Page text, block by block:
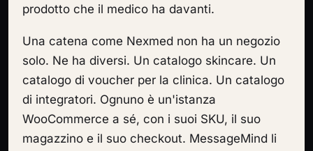
prodotto che il medico ha davanti.
Una catena come Nexmed non ha un negozio
solo. Ne ha diversi. Un catalogo skincare. Un
catalogo di voucher per la clinica. Un catalogo
di integratori. Ognuno è un'istanza
WooCommerce a sé, con i suoi SKU, il suo
magazzino e il suo checkout. MessageMind li